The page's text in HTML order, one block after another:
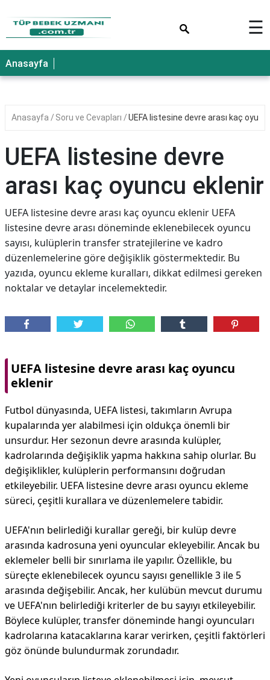
☰
Anasayfa
Anasayfa Soru ve Cevapları UEFA listesine devre arası kaç
UEFA listesine devre
arası kaç oyuncu eklenir
UEFA listesine devre arası kaç oyuncu eklenir UEFA
listesine devre arası döneminde eklenebilecek oyuncu
sayısı, kulüplerin transfer stratejilerine ve kadro
düzenlemelerine göre değişiklik göstermektedir. Bu
yazıda, oyuncu ekleme kuralları, dikkat edilmesi gereken
noktalar ve detaylar incelemektedir.
UEFA listesine devre arası kaç oyuncu
eklenir
Futbol dünyasında, UEFA listesi, takımların Avrupa
kupalarında yer alabilmesi için oldukça önemli bir
unsurdur. Her sezonun devre arasında kulüpler,
kadrolarında değişiklik yapma hakkına sahip olurlar. Bu
değişiklikler, kulüplerin performansını doğrudan
etkileyebilir. UEFA listesine devre arası oyuncu ekleme
süreci, çeşitli kurallara ve düzenlemelere tabidir.
UEFA'nın belirlediği kurallar gereği, bir kulüp devre
arasında kadrosuna yeni oyuncular ekleyebilir. Ancak bu
eklemeler belli bir sınırlama ile yapılır. Özellikle, bu
süreçte eklenebilecek oyuncu sayısı genellikle 3 ile 5
arasında değişebilir. Ancak, her kulübün mevcut durumu
ve UEFA'nın belirlediği kriterler de bu sayıyı etkileyebilir.
Böylece kulüpler, transfer döneminde hangi oyuncuları
kadrolarına katacaklarına karar verirken, çeşitli faktörleri
göz önünde bulundurmak zorundadır.